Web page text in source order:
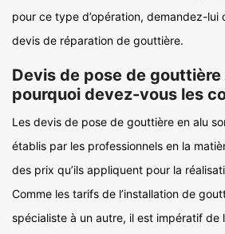
pour ce type d’opération, demandez-lui
devis de réparation de gouttière.
Devis de pose de gouttière
pourquoi devez-vous les
Les devis de pose de gouttière en alu
établis par les professionnels en la
des prix qu’ils appliquent pour la
Comme les tarifs de l’installation de
spécialiste à un autre, il est impératif de